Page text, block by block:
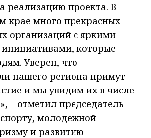
реализацию проекта. В
крае много прекрасных
организаций с яркими
которые
Уверен, что
нашего региона примут
и мы увидим их в числе
– отметил председатель
молодежной
и развитию